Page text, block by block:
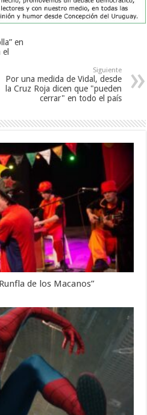
en
Siguiente
Por una medida de Vidal, desde
la Cruz Roja dicen que "pueden
cerrar" en todo el país
de los Macanos”